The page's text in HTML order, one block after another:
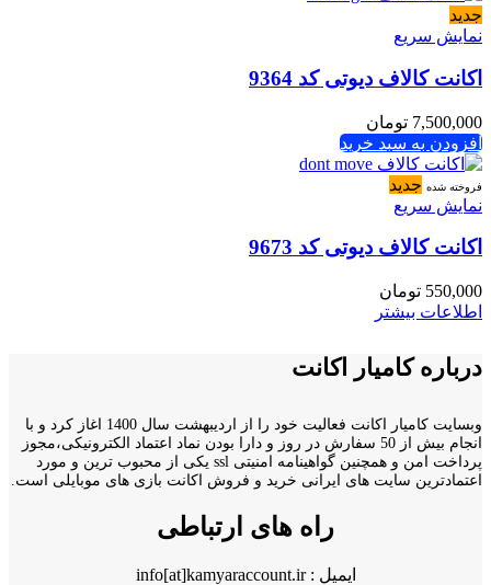
جدید
نمایش سریع
اکانت کالاف دیوتی کد 9364
7,500,000 تومان
افزودن به سبد خرید
فروخته شده جدید
نمایش سریع
اکانت کالاف دیوتی کد 9673
550,000 تومان
اطلاعات بیشتر
درباره کامیار اکانت
وبسایت کامیار اکانت فعالیت خود را از اردیبهشت سال 1400 اغاز کرد و با
انجام بیش از 50 سفارش در روز و دارا بودن نماد اعتماد الکترونیکی،مجوز
پرداخت امن و همچنین گواهینامه امنیتی ssl یکی از محبوب ترین و مورد
اعتمادترین سایت های ایرانی خرید و فروش اکانت بازی های موبایلی است.
راه های ارتباطی
ایمیل : info[at]kamyaraccount.ir